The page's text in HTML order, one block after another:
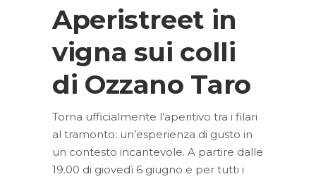
Aperistreet in
vigna sui colli
di Ozzano Taro
Torna ufficialmente l’aperitivo tra i filari
al tramonto: un’esperienza di gusto in
un contesto incantevole. A partire dalle
19.00 di giovedì 6 giugno e per tutti i